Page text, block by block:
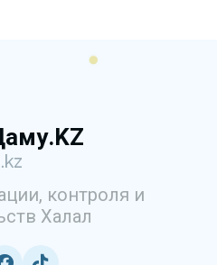
контроля и
Халал